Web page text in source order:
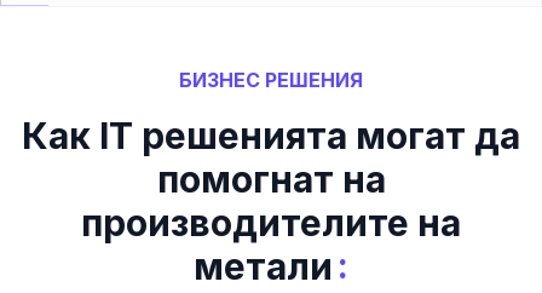
БИЗНЕС РЕШЕНИЯ
Как IT решенията могат да
помогнат на
производителите на
метали :